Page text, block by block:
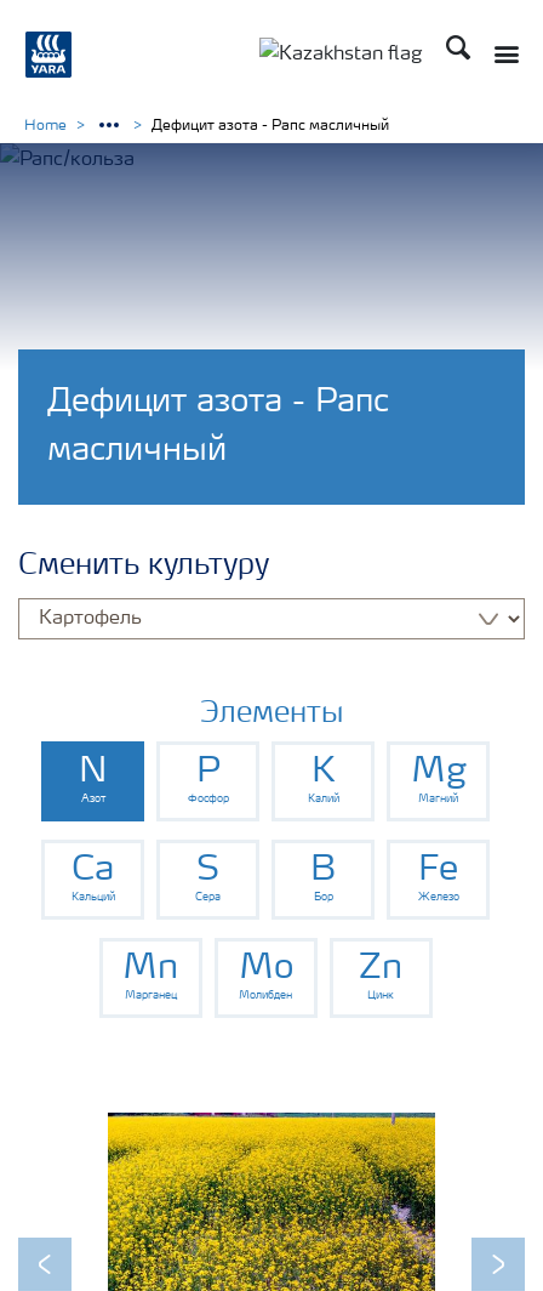
Поиск
Дефицит азота - Рапс
масличный
Home Дефицит азота - Рапс масличный
Сменить культуру
Элементы
N
Азот
P
Фосфор
K
Калий
Mg
Магний
Ca
Кальций
S
Сера
B
Бор
Fe
Железо
Mn
Марганец
Mo
Молибден
Zn
Цинк
Previous Next